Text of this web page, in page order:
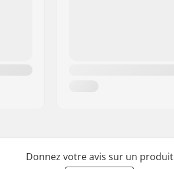
Donnez votre avis sur un produit